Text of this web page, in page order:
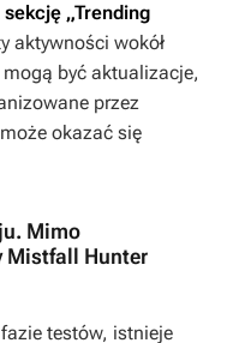
„Trending
aktywności wokół
być aktualizacje,
przez
okazać się
Mimo
Mistfall Hunter
testów, istnieje